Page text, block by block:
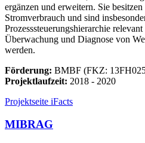
ergänzen und erweitern. Sie
Stromverbrauch und sind
Prozesssteuerungshierarchie
Überwachung und Diagnose von
werden.
Förderung: BMBF (FKZ:
Projektlaufzeit: 2018 - 2020
Projektseite iFacts
MIBRAG